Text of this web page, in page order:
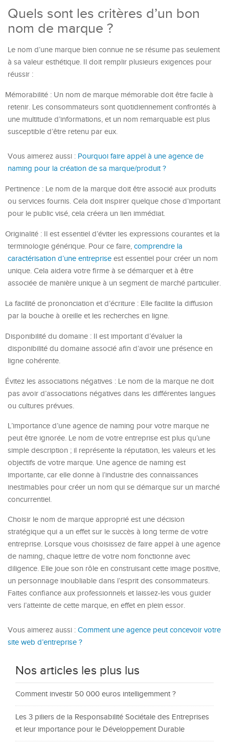
Quels sont les critères d’un bon
nom de marque ?
Le nom d’une marque bien connue ne se résume pas seulement
à sa valeur esthétique. Il doit remplir plusieurs exigences pour
réussir :
Mémorabilité : Un nom de marque mémorable doit être facile à
retenir. Les consommateurs sont quotidiennement confrontés à
une multitude d’informations, et un nom remarquable est plus
susceptible d’être retenu par eux.
Vous aimerez aussi : Pourquoi faire appel à une agence de
naming pour la création de sa marque/produit ?
Pertinence : Le nom de la marque doit être associé aux produits
ou services fournis. Cela doit inspirer quelque chose d’important
pour le public visé, cela créera un lien immédiat.
Originalité : Il est essentiel d’éviter les expressions courantes et la
terminologie générique. Pour ce faire, comprendre la
caractérisation d’une entreprise est essentiel pour créer un nom
unique. Cela aidera votre firme à se démarquer et à être
associée de manière unique à un segment de marché particulier.
La facilité de prononciation et d’écriture : Elle facilite la diffusion
par la bouche à oreille et les recherches en ligne.
Disponibilité du domaine : Il est important d’évaluer la
disponibilité du domaine associé afin d’avoir une présence en
ligne cohérente.
Évitez les associations négatives : Le nom de la marque ne doit
pas avoir d’associations négatives dans les différentes langues
ou cultures prévues.
L’importance d’une agence de naming pour votre marque ne
peut être ignorée. Le nom de votre entreprise est plus qu’une
simple description ; il représente la réputation, les valeurs et les
objectifs de votre marque. Une agence de naming est
importante, car elle donne à l’industrie des connaissances
inestimables pour créer un nom qui se démarque sur un marché
concurrentiel.
Choisir le nom de marque approprié est une décision
stratégique qui a un effet sur le succès à long terme de votre
entreprise. Lorsque vous choisissez de faire appel à une agence
de naming, chaque lettre de votre nom fonctionne avec
diligence. Elle joue son rôle en construisant cette image positive,
un personnage inoubliable dans l’esprit des consommateurs.
Faites confiance aux professionnels et laissez-les vous guider
vers l’atteinte de cette marque, en effet en plein essor.
Vous aimerez aussi : Comment une agence peut concevoir votre
site web d’entreprise ?
Nos articles les plus lus
Comment investir 50 000 euros intelligemment ?
Les 3 piliers de la Responsabilité Sociétale des Entreprises
et leur importance pour le Développement Durable